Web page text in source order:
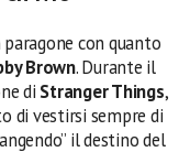
con quanto
Brown. Durante il
di Stranger Things,
di vestirsi sempre di
il destino del